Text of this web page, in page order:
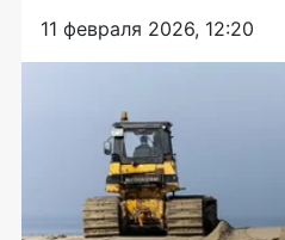
11 февраля 2026, 12:20